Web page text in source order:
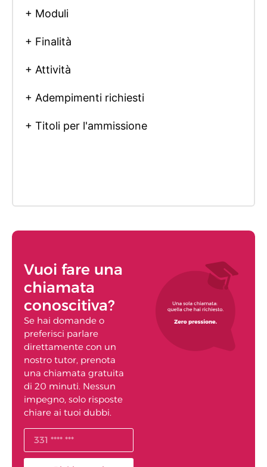
+ Moduli
+ Finalità
+ Attività
+ Adempimenti richiesti
+ Titoli per l'ammissione
Vuoi fare una
chiamata
conoscitiva?
Se hai domande o
preferisci parlare
direttamente con un
nostro tutor, prenota
una chiamata gratuita
di 20 minuti. Nessun
impegno, solo risposte
chiare ai tuoi dubbi.